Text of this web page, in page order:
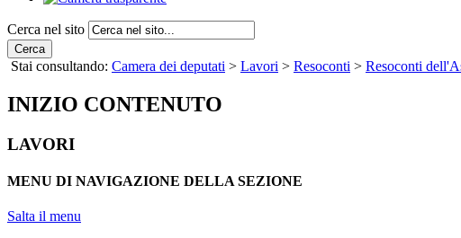
Cerca nel sito
Cerca
Stai consultando: Camera dei deputati > Lavori > Resoconti > Resoconti
INIZIO CONTENUTO
LAVORI
MENU DI NAVIGAZIONE DELLA SEZIONE
Salta il menu